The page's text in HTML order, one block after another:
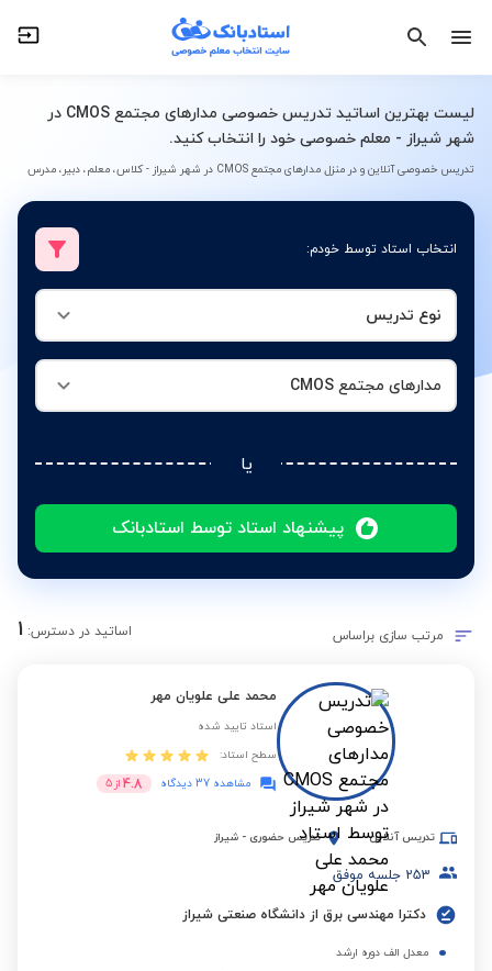
لیست بهترین اساتید تدریس خصوصی مدارهای مجتمع CMOS در
شهر شیراز - معلم خصوصی خود را انتخاب کنید.
تدریس خصوصی آنلاین و در منزل مدارهای مجتمع CMOS در شهر شیراز - کلاس، معلم، دبیر، مدرس
انتخاب استاد توسط خودم:
نوع تدریس
مدارهای مجتمع CMOS
یا
پیشنهاد استاد توسط استادبانک
مدارهای مجتمع CMOS
مرتب سازی براساس اساتید در دسترس: 1
محمد علی علویان مهر
استاد تایید شده
سطح استاد:
مشاهده 37 دیدگاه
4.8 از 5
تدریس آنلاین تدریس حضوری - شیراز
253 جلسه موفق
دکترا مهندسی برق از دانشگاه صنعتی شیراز
معدل الف دوره ارشد